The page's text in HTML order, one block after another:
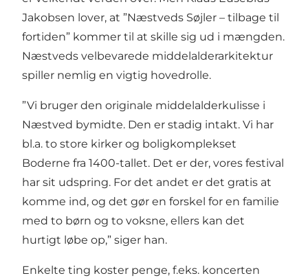
Jakobsen lover, at ”Næstveds Søjler – tilbage til
fortiden” kommer til at skille sig ud i mængden.
Næstveds velbevarede middelalderarkitektur
spiller nemlig en vigtig hovedrolle.
”Vi bruger den originale middelalderkulisse i
Næstved bymidte. Den er stadig intakt. Vi har
bl.a. to store kirker og boligkomplekset
Boderne fra 1400-tallet. Det er der, vores festival
har sit udspring. For det andet er det gratis at
komme ind, og det gør en forskel for en familie
med to børn og to voksne, ellers kan det
hurtigt løbe op,” siger han.
Enkelte ting koster penge, f.eks. koncerten